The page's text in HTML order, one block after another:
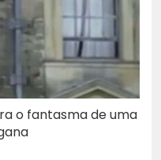
o fantasma de uma